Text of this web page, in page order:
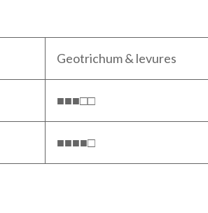
Geotrichum & levures
■■■□□
■■■■□